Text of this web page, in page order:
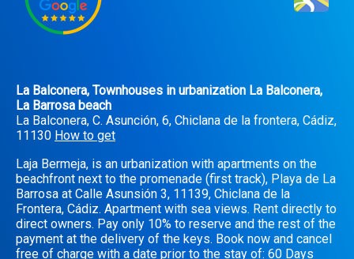
La Balconera, Townhouses in urbanization La Balconera,
La Barrosa beach
La Balconera, C. Asunción, 6, Chiclana de la frontera, Cádiz,
11130 How to get
Laja Bermeja, is an urbanization with apartments on the
beachfront next to the promenade (first track), Playa de La
Barrosa at Calle Asunsión 3, 11139, Chiclana de la
Frontera, Cádiz. Apartment with sea views. Rent directly to
direct owners. Pay only 10% to reserve and the rest of the
payment at the delivery of the keys. Book now and cancel
free of charge with a date prior to the stay of: 60 Days